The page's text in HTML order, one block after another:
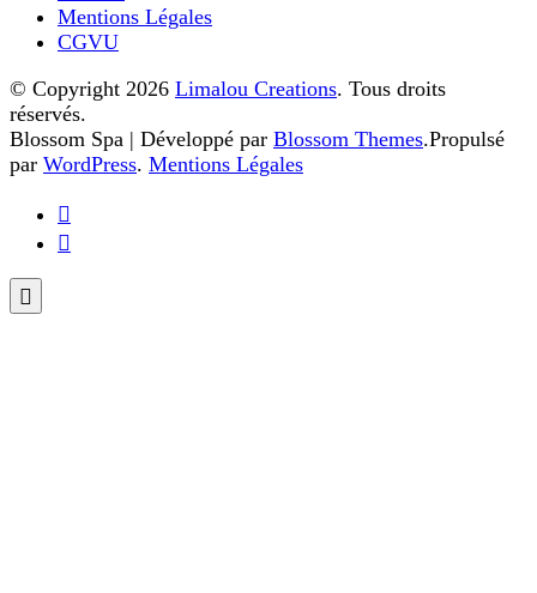
Mentions Légales
CGVU
© Copyright 2026 Limalou Creations. Tous droits
réservés.
Blossom Spa | Développé par Blossom Themes.Propulsé
par WordPress. Mentions Légales